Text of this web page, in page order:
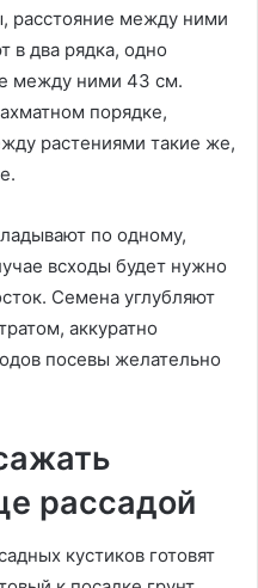
расстояние между ними
в два рядка, одно
между ними 43 см.
порядке,
растениями такие же,
по одному,
всходы будет нужно
Семена углубляют
аккуратно
посевы желательно
рассадой
кустиков готовят